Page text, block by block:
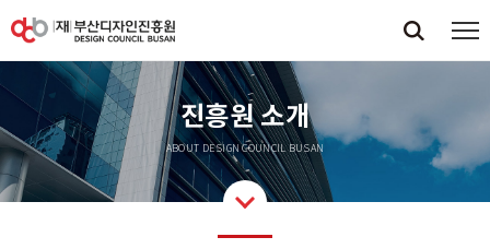
진흥원 소개
ABOUT DESIGN COUNCIL BUSAN